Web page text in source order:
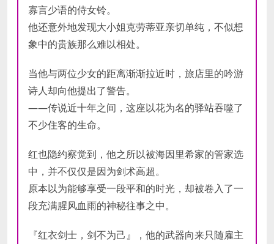
寡言少语的侍女铃。
他还意外地发现大小姐克劳蒂亚亲切单纯，不似想
象中的贵族那么难以相处。
当他与两位少女的距离渐渐拉近时，旅店里的吟游
诗人却向他提出了警告。
——传说近十年之间，这座以花为名的驿站吞噬了
不少住客的生命。
红也隐约察觉到，他之所以被海因里希家的管家选
中，并不仅仅是因为剑术高超。
原本以为能够享受一段平和的时光，却被卷入了一
段充满腥风血雨的神秘往事之中。
『红衣剑士，剑不为己』，他的武器向来只随雇主